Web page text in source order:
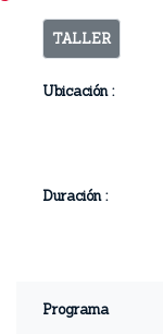
TALLER
Ubicación :
Duración :
Programa